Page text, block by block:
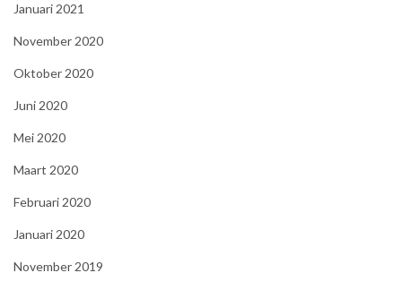
Januari 2021
November 2020
Oktober 2020
Juni 2020
Mei 2020
Maart 2020
Februari 2020
Januari 2020
November 2019